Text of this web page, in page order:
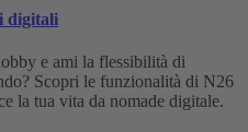
digitali
e ami la flessibilità di
Scopri le funzionalità di N26
la tua vita da nomade digitale.